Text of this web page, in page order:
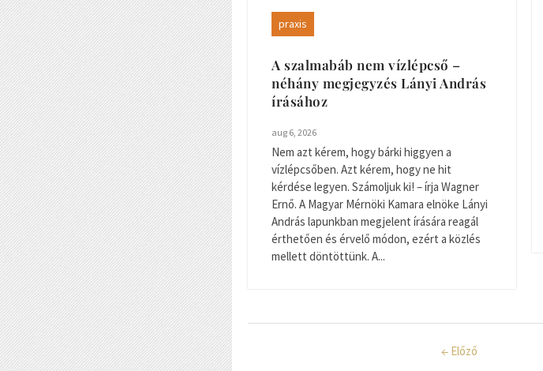
praxis
A szalmabáb nem vízlépcső –
néhány megjegyzés Lányi András
írásához
aug 6, 2026
Nem azt kérem, hogy bárki higgyen a
vízlépcsőben. Azt kérem, hogy ne hit
kérdése legyen. Számoljuk ki! – írja Wagner
Ernő. A Magyar Mérnöki Kamara elnöke Lányi
András lapunkban megjelent írására reagál
érthetően és érvelő módon, ezért a közlés
mellett döntöttünk. A...
← Előző